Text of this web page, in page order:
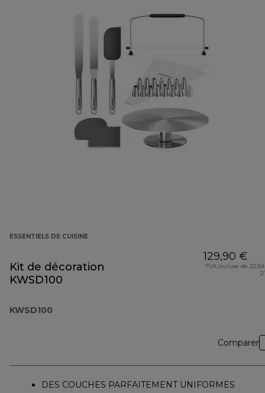
ESSENTIELS DE CUISINE
Kit de décoration
KWSD100
KWSD100
129,90 €
TVA incluse de
Comparer
DES COUCHES PARFAITEMENT UNIFORMES